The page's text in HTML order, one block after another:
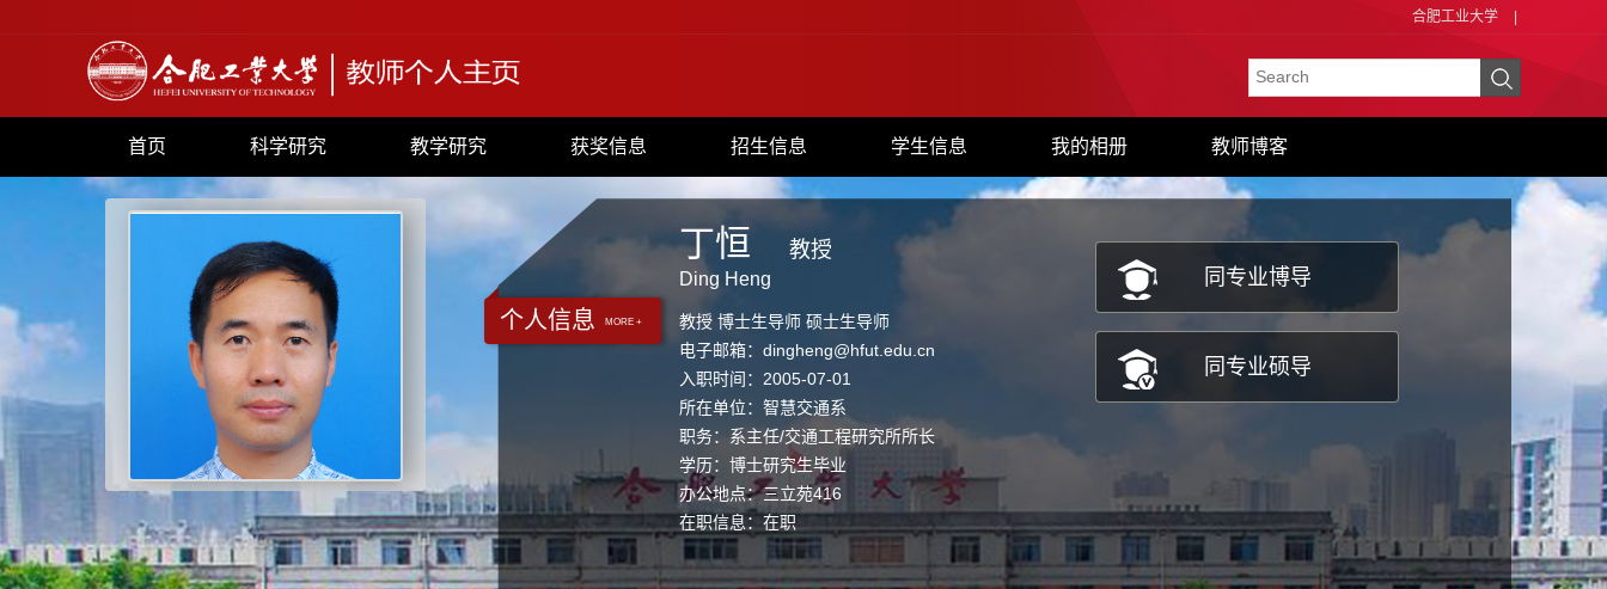
合肥工业大学
首页 科学研究 教学研究 获奖信息 招生信息 学生信息 我的相册 教师博客
+ 1046
个人信息 MORE +
丁恒
Ding Heng
教授
教授 博士生导师 硕士生导师
电子邮箱： dingheng@hfut.edu.cn
入职时间：2005-07-01
所在单位：智慧交通系
职务：系主任/交通工程研究所所长
学历：博士研究生毕业
办公地点：三立苑416
在职信息：在职
同专业博导
同专业硕导